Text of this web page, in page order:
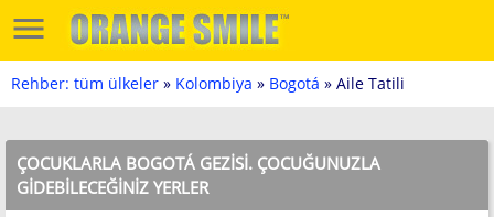
Rehber: tüm ülkeler » Kolombiya » Bogotá » Aile Tatili
ÇOCUKLARLA BOGOTÁ GEZISI. ÇOCUĞUNUZLA
GIDEBILECEĞINIZ YERLER